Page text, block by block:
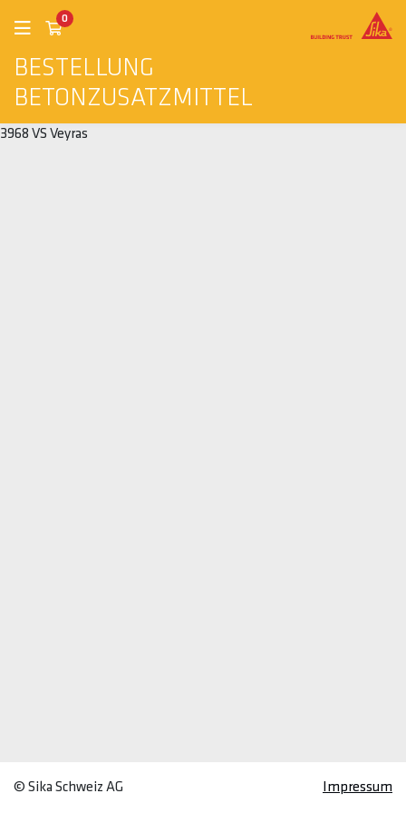
BESTELLUNG
BETONZUSATZMITTEL
0
3968 VS Veyras
© Sika Schweiz AG Impressum